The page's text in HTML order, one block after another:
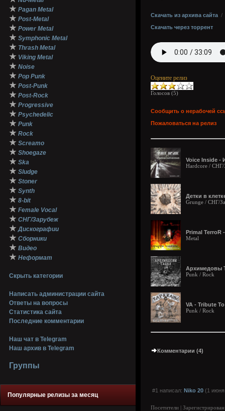
★ Pagan Metal
★ Post-Metal
★ Power Metal
★ Symphonic Metal
★ Thrash Metal
★ Viking Metal
★ Noise
★ Pop Punk
★ Post-Punk
★ Post-Rock
★ Progressive
★ Psychedelic
★ Punk
★ Rock
★ Screamo
★ Shoegaze
★ Ska
★ Sludge
★ Stoner
★ Synth
★ 8-bit
★ Female Vocal
★ СНГ/Зарубеж
★ Дискографии
★ Сборники
★ Видео
★ Неформат
Скрыть категории
Написать администрации сайта
Ответы на вопросы
Статистика сайта
Последние комментарии
Наш чат в Telegram
Наш архив в Telegram
Группы
Популярные релизы за месяц
Скачать из архива сайта /
Скачать через торрент
Оцените релиз
Голосов (5)
Сообщить о нерабочей
Пожаловаться на релиз
Voice Inside -
Hardcore / СНГ/
Детки в
Grunge / СНГ/
Primal TerroR
Metal
Архимедовы
Punk / Rock
VA - Tribute
Punk / Rock
Комментарии (4)
#1 написал: Niko 20 (1
Посетители |